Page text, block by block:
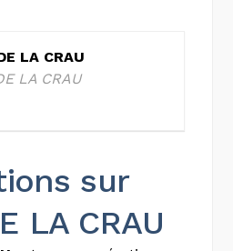
LA CRAU
LA CRAU
sur
LA CRAU